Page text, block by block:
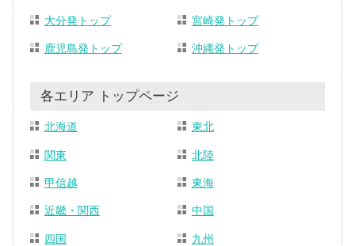
大分発トップ 宮崎発トップ
鹿児島発トップ 沖縄発トップ
各エリア トップページ
北海道 東北
関東 北陸
甲信越 東海
近畿・関西 中国
四国 九州